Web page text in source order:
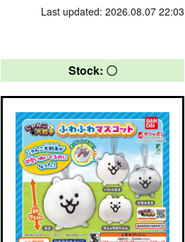
Last updated: 2026.08.07 22:03
Stock: 〇